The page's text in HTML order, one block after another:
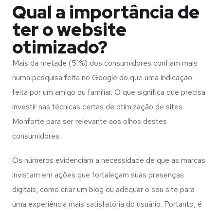
Qual a importância de
ter o website
otimizado?
Mais da metade (51%) dos consumidores confiam mais
numa pesquisa feita no Google do que uma indicação
feita por um amigo ou familiar. O que significa que precisa
investir nas técnicas certas de otimização de sites
Monforte para ser relevante aos olhos destes
consumidores.
Os números evidenciam a necessidade de que as marcas
invistam em ações que fortaleçam suas presenças
digitais, como criar um blog ou adequar o seu site para
uma experiência mais satisfatória do usuário. Portanto, é